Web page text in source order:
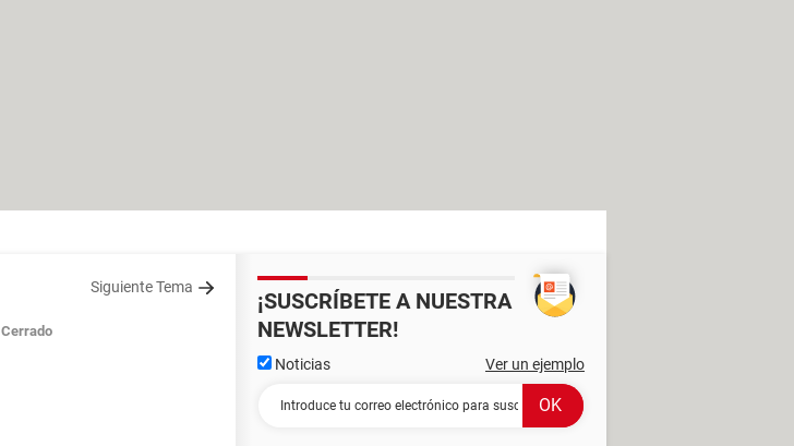
Siguiente Tema
Cerrado
¡SUSCRÍBETE A NUESTRA
NEWSLETTER!
Noticias Ver un ejemplo